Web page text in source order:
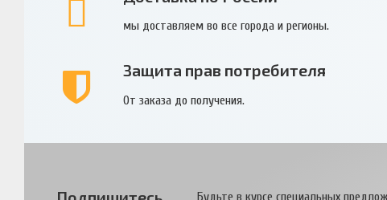
мы доставляем во все города и регионы.
Защита прав потребителя
От заказа до получения.
Будьте в курсе специальных